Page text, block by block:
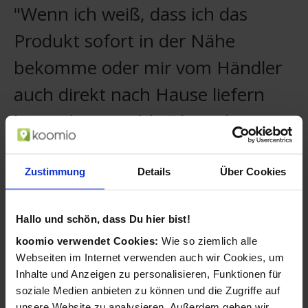
Zustimmung Details Über Cookies
Hallo und schön, dass Du hier bist!
koomio verwendet Cookies: Wie so ziemlich alle
Webseiten im Internet verwenden auch wir Cookies, um
Inhalte und Anzeigen zu personalisieren, Funktionen für
soziale Medien anbieten zu können und die Zugriffe auf
"Wenn ich weiß, dass ich das
Produkt sofort in der Nähe
bekomme oder mir vom Händler
auch direkt nach Hause liefern
lassen kann, zahle ich auch etwas
mehr."
Christian, koomio-Nutzer
sehen stets Ihre neuesten Aktivitäten.
Kunden folgen Artikeln mit einem
Wunschpreis und Sie können darauf
reagieren.